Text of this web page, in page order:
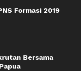
Formasi 2019
Bersama